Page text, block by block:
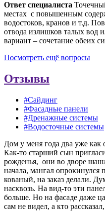
Ответ специалиста
местах с повышенным
водостоков, кранов и т.д.
отвода излишков талых вод
вариант – сочетание обеих
Посмотреть ещё вопросы
Отзывы
#Сайдинг
#Фасадные панели
#Дренажные системы
#Водосточные системы
Дом у меня года два уже
Как-то старший сын
рожденья, они во дворе
начала, мангал опрокинулся
кованый, на заказ делали.
насквозь. На вид-то эти
больше. Но на фасаде даже
сам не видел, а кто